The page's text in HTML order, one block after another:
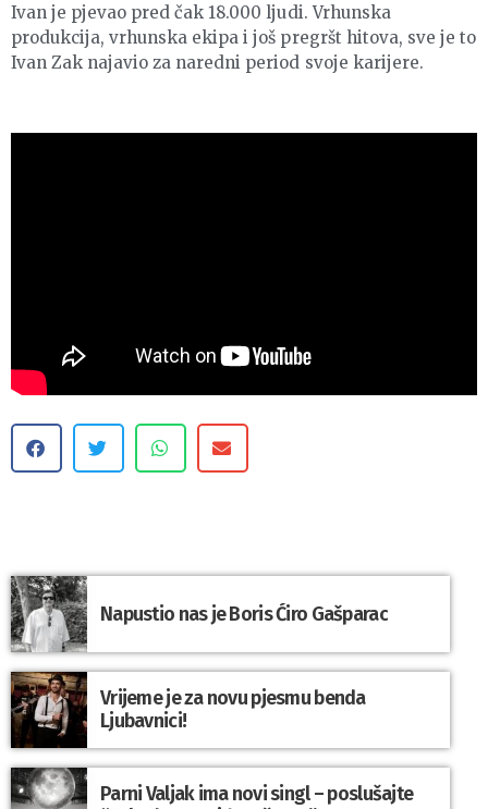
Ivan je pjevao pred čak 18.000 ljudi. Vrhunska
produkcija, vrhunska ekipa i još pregršt hitova, sve je to
Ivan Zak najavio za naredni period svoje karijere.
Napustio nas je Boris Ćiro Gašparac
Vrijeme je za novu pjesmu benda
Ljubavnici!
Parni Valjak ima novi singl – poslušajte